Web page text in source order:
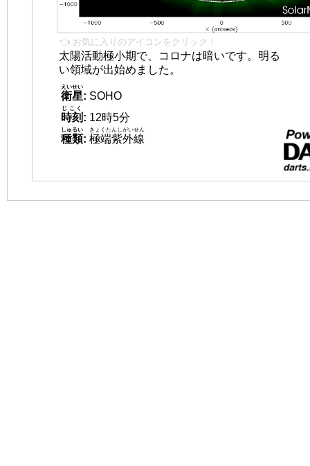
👈 お気に入りのアイコンをクリック！
太陽活動極小期で、コロナは暗いです。明る
い領域が出始めました。
衛星
えいせい
: SOHO
時刻
じこく
: 12時5分
種類
しゅるい
: 極端紫外線
きょくたんしがいせん